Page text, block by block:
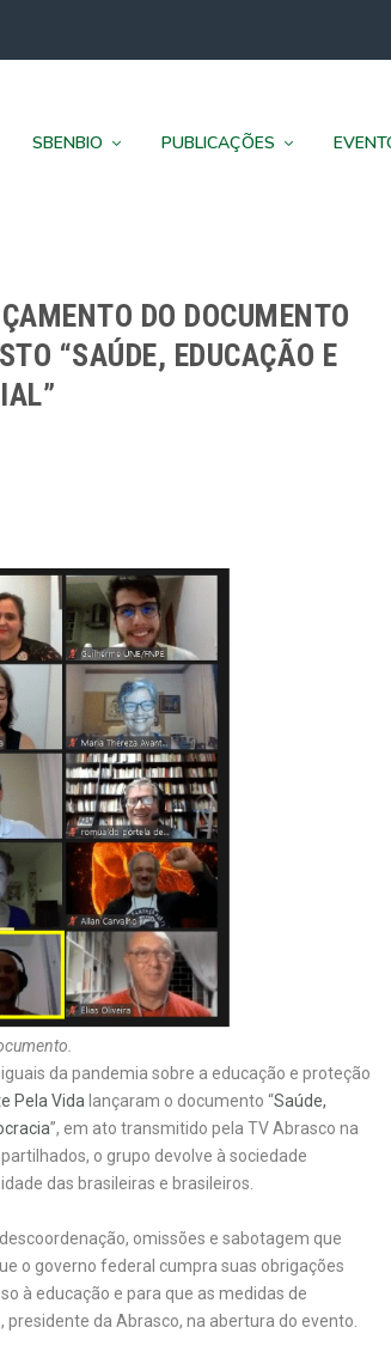
SBENBIO PUBLICAÇÕES
DO DOCUMENTO
“SAÚDE, EDUCAÇÃO E
da pandemia sobre a educação e proteção
Pela Vidalançaram o documento “Saúde,
”, em ato transmitido pela TV Abrasco na
o grupo devolve à sociedade
das brasileiras e brasileiros.
omissões e sabotagem que
o governo federal cumpra suas obrigações
à educação e para que as medidas de
da Abrasco, na abertura do evento.